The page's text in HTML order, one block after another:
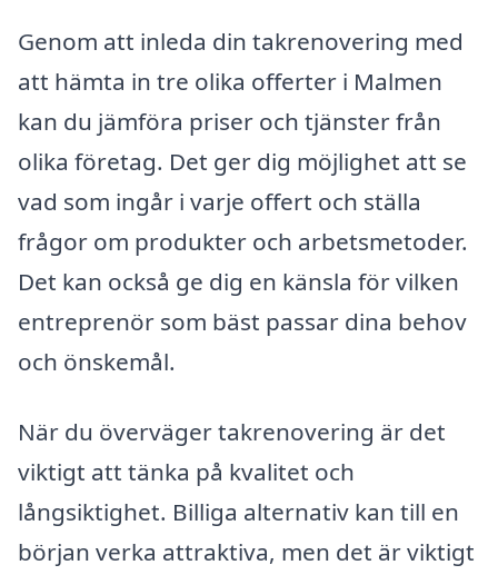
Genom att inleda din takrenovering med
att hämta in tre olika offerter i Malmen
kan du jämföra priser och tjänster från
olika företag. Det ger dig möjlighet att se
vad som ingår i varje offert och ställa
frågor om produkter och arbetsmetoder.
Det kan också ge dig en känsla för vilken
entreprenör som bäst passar dina behov
och önskemål.
När du överväger takrenovering är det
viktigt att tänka på kvalitet och
långsiktighet. Billiga alternativ kan till en
början verka attraktiva, men det är viktigt